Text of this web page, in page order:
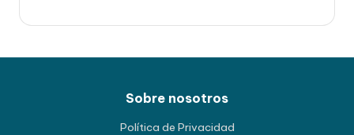
Sobre nosotros
Política de Privacidad